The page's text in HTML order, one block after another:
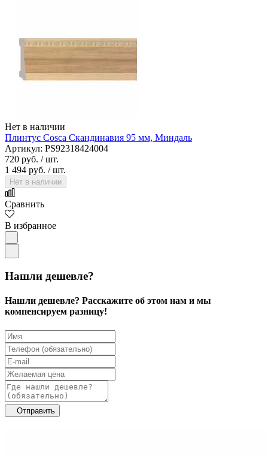
Нет в наличии
Плинтус Cosca Скандинавия 95 мм, Миндаль
Артикул: PS92318424004
720 руб. / шт.
1 494 руб. / шт.
Нет в наличии
Сравнить
В избранное
Нашли дешевле?
Нашли дешевле? Расскажите об этом нам и мы
компенсируем разницу!
Отправить